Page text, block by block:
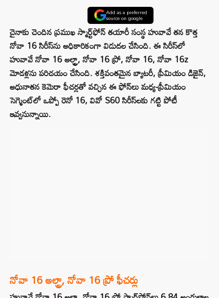
Add as a preferred
source on google
చైనాకు చెందిన ప్రముఖ స్మార్ట్‌ఫోన్ తయారీ సంస్థ హువావే తన కొత్త
నోవా 16 సిరీస్‌ను అధికారికంగా విడుదల చేసింది. ఈ సిరీస్‌లో
హువావే నోవా 16 అల్ట్రా, నోవా 16 ప్రో, నోవా 16, నోవా 16z
మోడళ్లను పరిచయం చేసింది. శక్తివంతమైన బ్యాటరీ, ప్రీమియం డిజైన్,
అధునాతన కెమెరా ఫీచర్లతో వచ్చిన ఈ ఫోన్‌లు మధ్య-ప్రీమియం
సెగ్మెంట్‌లో ఒప్పో రెనో 16, వివో S60 సిరీస్‌లకు గట్టి పోటీ
ఇవ్వనున్నాయి.
నోవా 16 అల్ట్రా, నోవా 16 ప్రో ఫీచర్లు